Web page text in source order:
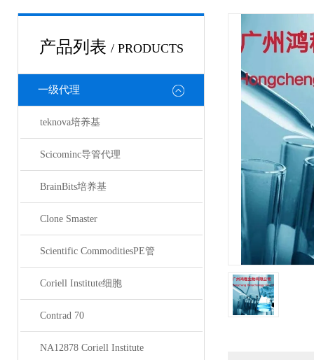
产品列表 / PRODUCTS
一级代理
teknova培养基
Scicominc导管代理
BrainBits培养基
Clone Smaster
Scientific CommoditiesPE管
Coriell Institute细胞
Contrad 70
NA12878 Coriell Institute